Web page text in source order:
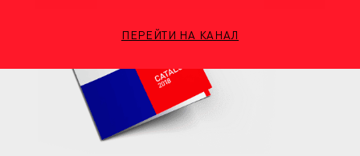
ПЕРЕЙТИ НА КАНАЛ